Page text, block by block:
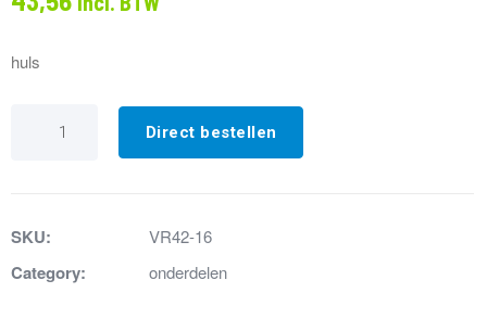
huls
chroom
aantal
Direct bestellen
SKU: VR42-16
Category: onderdelen